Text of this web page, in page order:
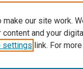
our site work.
and your
settings link. For